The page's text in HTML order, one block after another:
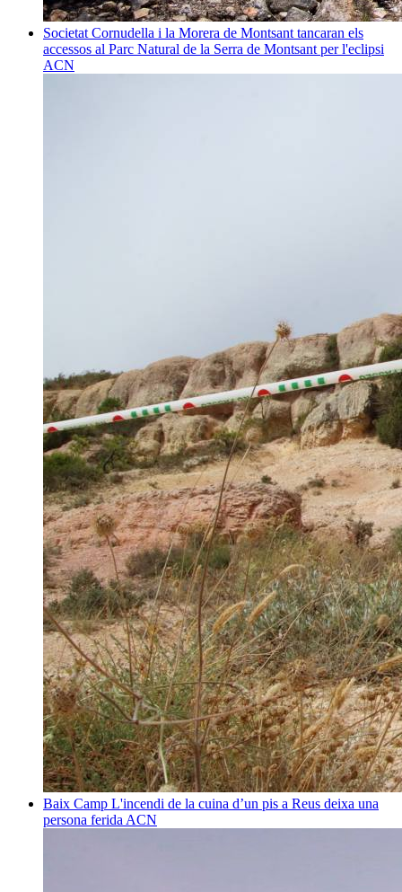
Societat Cornudella i la Morera de Montsant tancaran els
accessos al Parc Natural de la Serra de Montsant per l'eclipsi
ACN
Baix Camp L'incendi de la cuina d’un pis a Reus deixa una
persona ferida ACN